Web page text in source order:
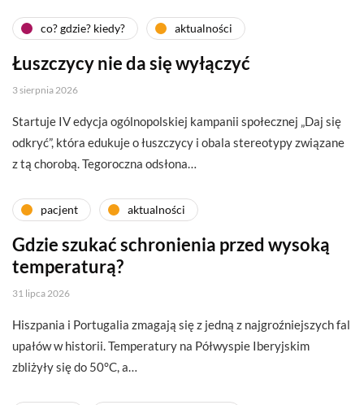
co? gdzie? kiedy? aktualności
Łuszczycy nie da się wyłączyć
3 sierpnia 2026
Startuje IV edycja ogólnopolskiej kampanii społecznej „Daj się
odkryć”, która edukuje o łuszczycy i obala stereotypy związane
z tą chorobą. Tegoroczna odsłona…
pacjent aktualności
Gdzie szukać schronienia przed wysoką
temperaturą?
31 lipca 2026
Hiszpania i Portugalia zmagają się z jedną z najgroźniejszych fal
upałów w historii. Temperatury na Półwyspie Iberyjskim
zbliżyły się do 50°C, a…